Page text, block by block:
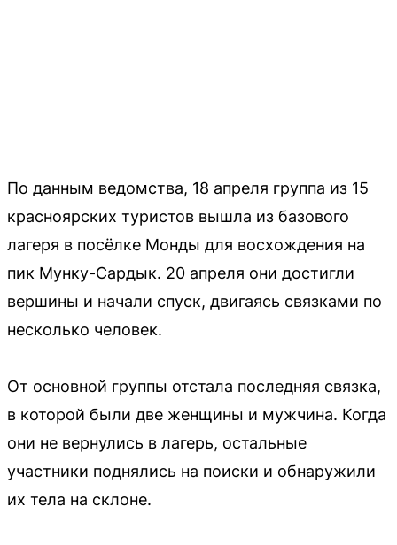
По данным ведомства, 18 апреля группа из 15
красноярских туристов вышла из базового
лагеря в посёлке Монды для восхождения на
пик Мунку-Сардык. 20 апреля они достигли
вершины и начали спуск, двигаясь связками по
несколько человек.
От основной группы отстала последняя связка,
в которой были две женщины и мужчина. Когда
они не вернулись в лагерь, остальные
участники поднялись на поиски и обнаружили
их тела на склоне.